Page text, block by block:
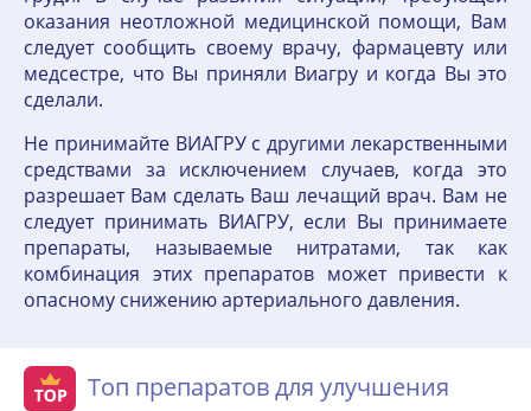
оказания неотложной медицинской помощи, Вам
следует сообщить своему врачу, фармацевту или
медсестре, что Вы приняли Виагру и когда Вы это
сделали.
Не принимайте ВИАГРУ с другими лекарственными
средствами за исключением случаев, когда это
разрешает Вам сделать Ваш лечащий врач. Вам не
следует принимать ВИАГРУ, если Вы принимаете
препараты, называемые нитратами, так как
комбинация этих препаратов может привести к
опасному снижению артериального давления.
Топ препаратов для улучшения